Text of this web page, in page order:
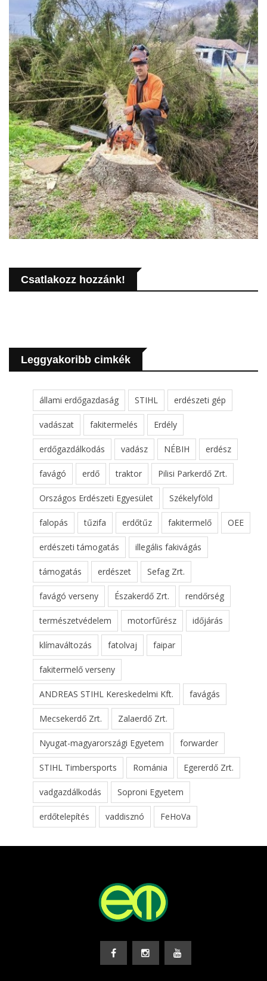
Csatlakozz hozzánk!
Leggyakoribb cimkék
állami erdőgazdaság STIHL erdészeti gép
vadászat fakitermelés Erdély
erdőgazdálkodás vadász NÉBIH erdész
favágó erdő traktor Pilisi Parkerdő Zrt.
Országos Erdészeti Egyesület Székelyföld
falopás tűzifa erdőtűz fakitermelő OEE
erdészeti támogatás illegális fakivágás
támogatás erdészet Sefag Zrt.
favágó verseny Északerdő Zrt. rendőrség
természetvédelem motorfűrész időjárás
klímaváltozás fatolvaj faipar
fakitermelő verseny
ANDREAS STIHL Kereskedelmi Kft. favágás
Mecsekerdő Zrt. Zalaerdő Zrt.
Nyugat-magyarországi Egyetem forwarder
STIHL Timbersports Románia Egererdő Zrt.
vadgazdálkodás Soproni Egyetem
erdőtelepítés vaddisznó FeHoVa